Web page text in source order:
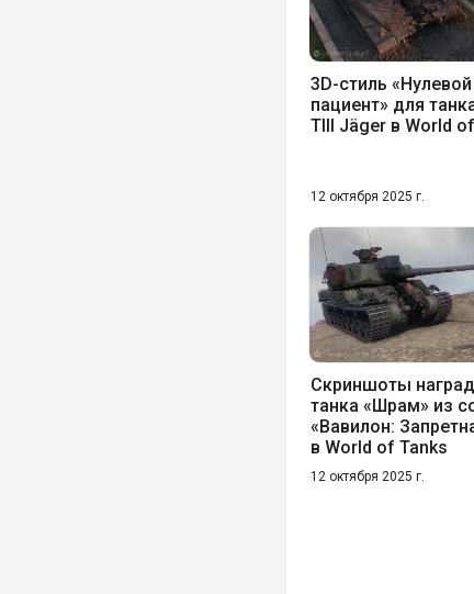
3D-стиль «Нулевой
пациент» для
TIII Jäger в World
12 октября 2025 г.
Скриншоты
танка «Шрам» из
«Вавилон:
в World of Tanks
12 октября 2025 г.